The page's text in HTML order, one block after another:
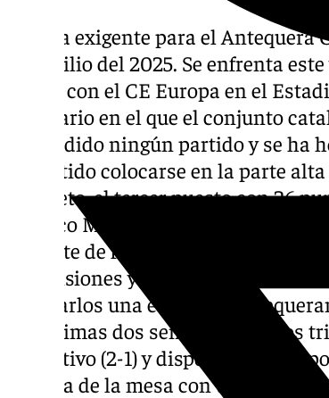
Prueba exigente para el
domicilio del 2025. Se enfrenta
horas, con el CE Europa en el
escenario en el que el conjunto
ha perdido ningún partido y se ha
permitido colocarse en la parte
concreto, el tercer puesto con 26
Atlético Madrileño que es el líder.
compite de forma extraordinaria
dimensiones y de césped
superarlos una escuadra
las últimas dos semanas con dos
Deportivo (2-1) y dispone de una
encima de la mesa con un buen